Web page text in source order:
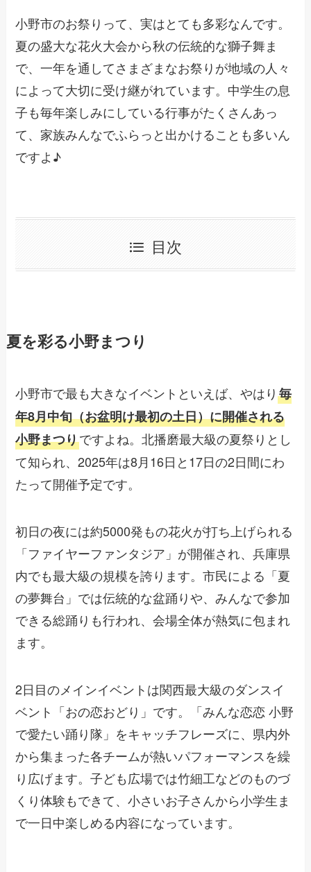
小野市のお祭りって、実はとても多彩なんです。
夏の盛大な花火大会から秋の伝統的な獅子舞ま
で、一年を通してさまざまなお祭りが地域の人々
によって大切に受け継がれています。中学生の息
子も毎年楽しみにしている行事がたくさんあっ
て、家族みんなでふらっと出かけることも多いん
ですよ♪
目次
夏を彩る小野まつり
小野市で最も大きなイベントといえば、やはり毎
年8月中旬（お盆明け最初の土日）に開催される
小野まつりですよね。北播磨最大級の夏祭りとし
て知られ、2025年は8月16日と17日の2日間にわ
たって開催予定です。
初日の夜には約5000発もの花火が打ち上げられる
「ファイヤーファンタジア」が開催され、兵庫県
内でも最大級の規模を誇ります。市民による「夏
の夢舞台」では伝統的な盆踊りや、みんなで参加
できる総踊りも行われ、会場全体が熱気に包まれ
ます。
2日目のメインイベントは関西最大級のダンスイ
ベント「おの恋おどり」です。「みんな恋恋 小野
で愛たい踊り隊」をキャッチフレーズに、県内外
から集まった各チームが熱いパフォーマンスを繰
り広げます。子ども広場では竹細工などのものづ
くり体験もできて、小さいお子さんから小学生ま
で一日中楽しめる内容になっています。